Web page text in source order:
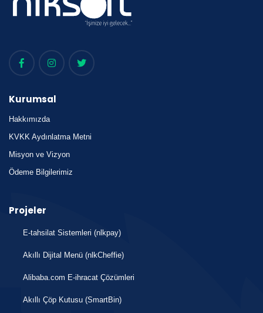
Kurumsal
Hakkımızda
KVKK Aydınlatma Metni
Misyon ve Vizyon
Ödeme Bilgilerimiz
Projeler
E-tahsilat Sistemleri (nlkpay)
Akıllı Dijital Menü (nlkCheffie)
Alibaba.com E-ihracat Çözümleri
Akıllı Çöp Kutusu (SmartBin)